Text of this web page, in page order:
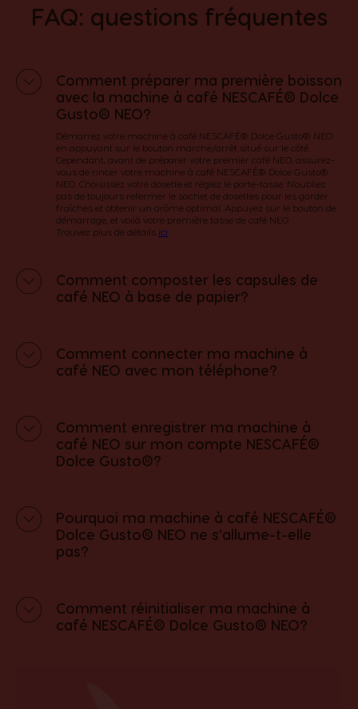
FAQ: questions fréquentes
Comment préparer ma première boisson
avec la machine à café NESCAFÉ® Dolce
Gusto® NEO?
Démarrez votre machine à café NESCAFÉ® Dolce Gusto® NEO
en appuyant sur le bouton marche/arrêt situé sur le côté.
Cependant, avant de préparer votre premier café NEO, assurez-
vous de rincer votre machine à café NESCAFÉ® Dolce Gusto®
NEO. Choisissez votre dosette et réglez le porte-tasse. N'oubliez
pas de toujours refermer le sachet de dosettes pour les garder
fraîches et obtenir un arôme optimal. Appuyez sur le bouton de
démarrage, et voilà votre première tasse de café NEO.​
Trouvez plus de détails ici
Comment composter les capsules de
café NEO à base de papier?
Comment connecter ma machine à
café NEO avec mon téléphone?
Comment enregistrer ma machine à
café NEO sur mon compte NESCAFÉ®
Dolce Gusto®?
Pourquoi ma machine à café NESCAFÉ®
Dolce Gusto® NEO ne s'allume-t-elle
pas?
Comment réinitialiser ma machine à
café NESCAFÉ® Dolce Gusto® NEO?